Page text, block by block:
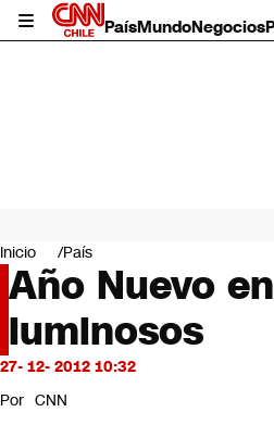
PaísMundoNegocios
Mundo
Negocios
Deportes
Programas completos
Cultura
Servicios
Bits
CNN Data
Inicio País
Año Nuevo
luminosos
27- 12- 2012 10:32
Por CNN